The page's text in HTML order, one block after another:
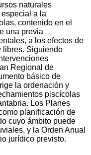
naturales
a la
contenido en el
una previa
a los efectos de
libres. Siguiendo
Regional de
básico de
la ordenación y
piscícolas
Los Planes
planificación de
cuyo ámbito puede
y la Orden Anual
jurídico previsto.